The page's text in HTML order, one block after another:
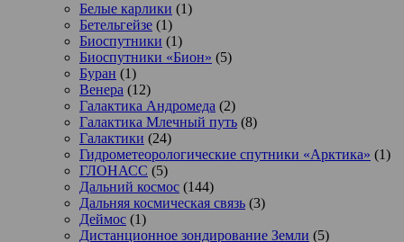
Белые карлики (1)
Бетельгейзе (1)
Биоспутники (1)
Биоспутники «Бион» (5)
Буран (1)
Венера (12)
Галактика Андромеда (2)
Галактика Млечный путь (8)
Галактики (24)
Гидрометеорологические спутники «Арктика» (1)
ГЛОНАСС (5)
Дальний космос (144)
Дальняя космическая связь (3)
Деймос (1)
Дистанционное зондирование Земли (5)